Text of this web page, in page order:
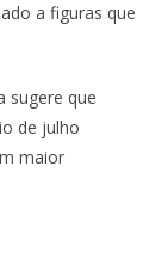
a figuras que
sugere que
de julho
maior